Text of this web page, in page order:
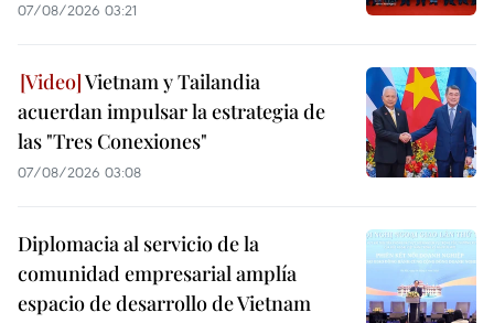
07/08/2026 03:21
Vietnam y Tailandia
acuerdan impulsar la estrategia de
las "Tres Conexiones"
07/08/2026 03:08
Diplomacia al servicio de la
comunidad empresarial amplía
espacio de desarrollo de Vietnam